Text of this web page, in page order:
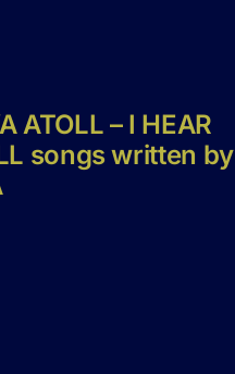
ATOLL – I HEAR
songs written by